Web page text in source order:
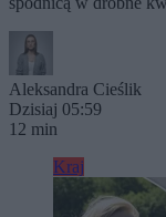
Aleksandra Cieślik
Dzisiaj 05:59
12 min
Kraj